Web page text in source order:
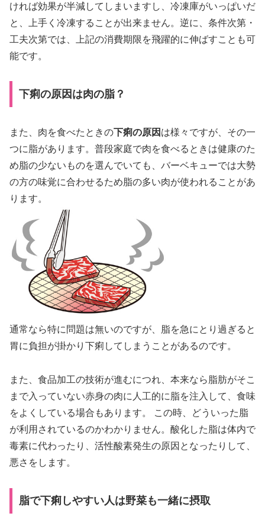
ければ効果が半減してしまいますし、冷凍庫がいっぱいだ
と、上手く冷凍することが出来ません。逆に、条件次第・
工夫次第では、上記の消費期限を飛躍的に伸ばすことも可
能です。
下痢の原因は肉の脂？
また、肉を食べたときの下痢の原因 は様々ですが、その一
つに脂があります。普段家庭で肉を食べるときは健康のた
め脂の少ないものを選んでいても、バーベキューでは大勢
の方の味覚に合わせるため脂の多い肉が使われることがあ
ります。
通常なら特に問題は無いのですが、脂を急にとり過ぎると
胃に負担が掛かり下痢してしまうことがあるのです。
また、食品加工の技術が進むにつれ、本来なら脂肪がそこ
まで入っていない赤身の肉に人工的に脂を注入して、食味
をよくしている場合もあります。 この時、どういった脂
が利用されているのかわかりません。酸化した脂は体内で
毒素に代わったり、活性酸素発生の原因となったりして、
悪さをします。
脂で下痢しやすい人は野菜も一緒に摂取